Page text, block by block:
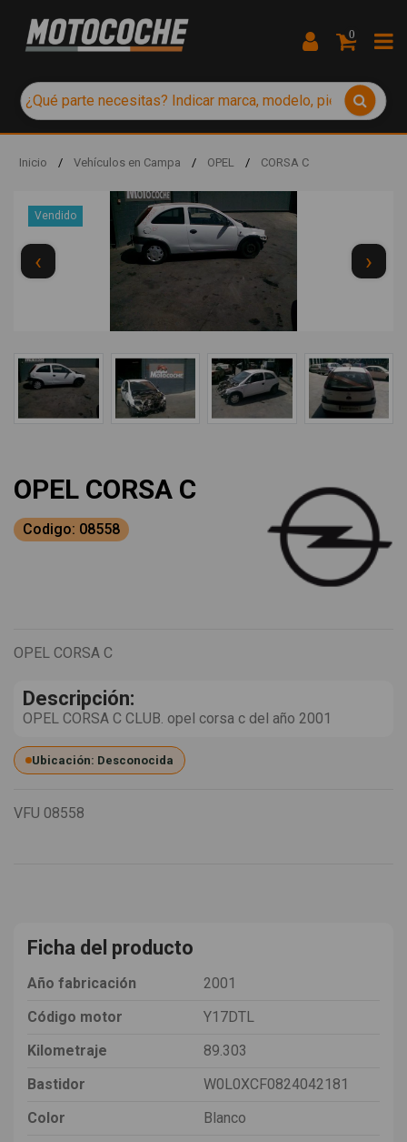
0
Inicio / Vehículos en Campa / OPEL / CORSA C
Vendido
‹ ›
OPEL CORSA C
Codigo: 08558
OPEL CORSA C
Descripción:
OPEL CORSA C CLUB. opel corsa c del año 2001
Ubicación: Desconocida
VFU 08558
Ficha del producto
Año fabricación
2001
Código motor
Y17DTL
Kilometraje
89.303
Bastidor
W0L0XCF0824042181
Color
Blanco